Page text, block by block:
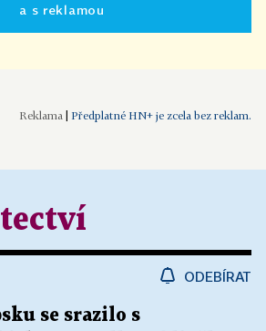
a s reklamou
Předplatné HN+ je zcela bez reklam.
ODEBÍRAT
se srazilo s